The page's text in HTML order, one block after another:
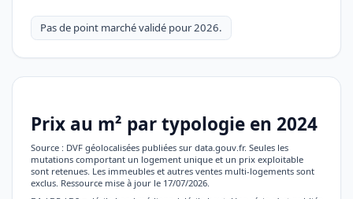
Pas de point marché validé pour 2026.
Prix au m² par typologie en 2024
Source : DVF géolocalisées publiées sur data.gouv.fr. Seules les
mutations comportant un logement unique et un prix exploitable
sont retenues. Les immeubles et autres ventes multi-logements sont
exclus. Ressource mise à jour le 17/07/2026.